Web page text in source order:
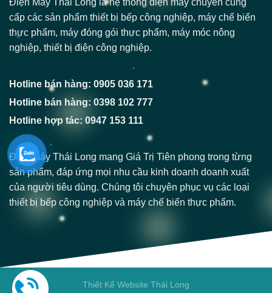
cấp các sản phẩm thiết bị bếp công nghiệp, máy chế biến
thực phẩm, máy đóng gói thực phẩm, máy móc nông
nghiệp, thiết bị điện công nghiệp.
Hotline bán hàng: 0905 036 171
Hotline bán hàng: 0398 102 777
Hotline hợp tác: 0947 153 111
Điện Máy Thái Long mang Giá Trị Tiên phong trong từng
sản phẩm, đáp ứng mọi nhu cầu kinh doanh doanh xuất
của người tiêu dùng. Chúng tôi chuyên phục vụ các loại
thiết bị bếp công nghiệp và máy chế biến thực phẩm.
Thiết Kế Website Thái Long